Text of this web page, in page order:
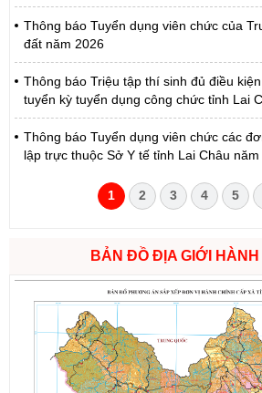
Thông báo Tuyển dụng viên chức của
đất năm 2026
Thông báo Triệu tập thí sinh đủ điều
tuyển kỳ tuyển dụng công chức tỉnh Lai
Thông báo Tuyển dụng viên chức các
lập trực thuộc Sở Y tế tỉnh Lai Châu
1 2 3 4 5
BẢN ĐỒ ĐỊA GIỚI HÀNH